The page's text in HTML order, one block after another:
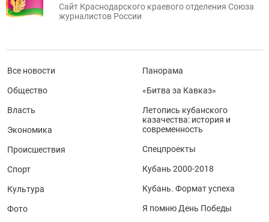
Сайт Краснодарского краевого отделения Союза
журналистов России
Все новости
Общество
Власть
Экономика
Происшествия
Спорт
Культура
Фото
Панорама
«Битва за Кавказ»
Летопись кубанского
казачества: история и
современность
Спецпроекты
Кубань 2000-2018
Кубань. Формат успеха
Я помню День Победы